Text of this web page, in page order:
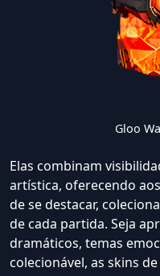
Gloo
Elas combinam
artística, oferecendo
de se destacar,
de cada partida. Seja
dramáticos, temas
colecionável, as skins